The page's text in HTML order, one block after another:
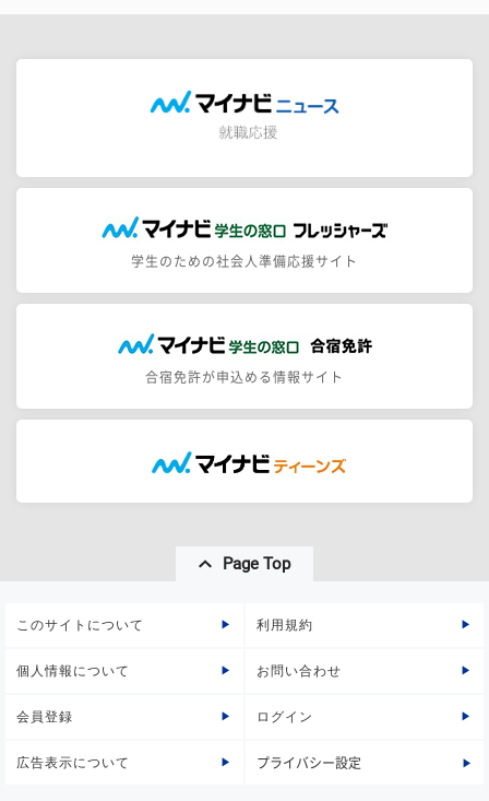
学生のための社会人準備応援サイト
合宿免許が申込める情報サイト
Page Top
このサイトについて 利用規約
個人情報について お問い合わせ
会員登録 ログイン
広告表示について プライバシー設定